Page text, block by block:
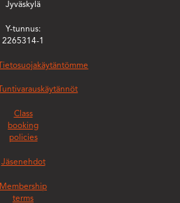
Jyväskylä
Y-tunnus:
2265314-1
Tietosuojakäytäntömme
Tuntivarauskäytännöt
Class
booking
policies
Jäsenehdot
Membership
terms